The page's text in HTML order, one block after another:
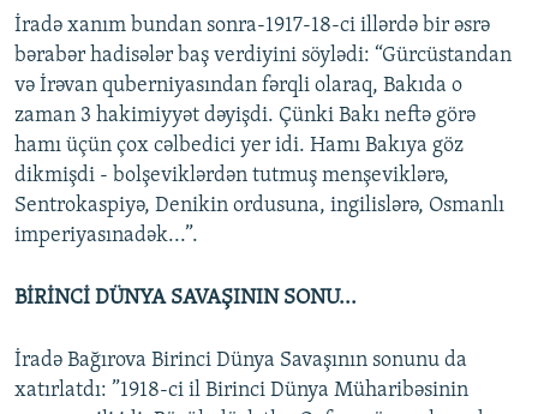
İradə xanım bundan sonra-1917-18-ci illərdə bir əsrə
bərabər hadisələr baş verdiyini söylədi: “Gürcüstandan
və İrəvan quberniyasından fərqli olaraq, Bakıda o
zaman 3 hakimiyyət dəyişdi. Çünki Bakı neftə görə
hamı üçün çox cəlbedici yer idi. Hamı Bakıya göz
dikmişdi - bolşeviklərdən tutmuş menşeviklərə,
Sentrokaspiyə, Denikin ordusuna, ingilislərə, Osmanlı
imperiyasınadək...”.
BİRİNCİ DÜNYA SAVAŞININ SONU...
İradə Bağırova Birinci Dünya Savaşının sonunu da
xatırlatdı: ”1918-ci il Birinci Dünya Müharibəsinin